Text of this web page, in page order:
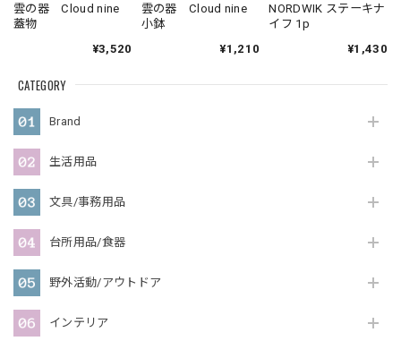
CATEGORY
Brand
生活用品
文具/事務用品
台所用品/食器
野外活動/アウトドア
インテリア
雲の器 Cloud nine
蓋物
¥3,520
雲の器 Cloud nine
小鉢
¥1,210
NORDWIK ステーキナ
イフ 1p
¥1,430